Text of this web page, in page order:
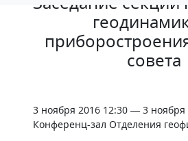
совета
3 ноября 2016 12:30 — 3 ноября
Конференц-зал Отделения